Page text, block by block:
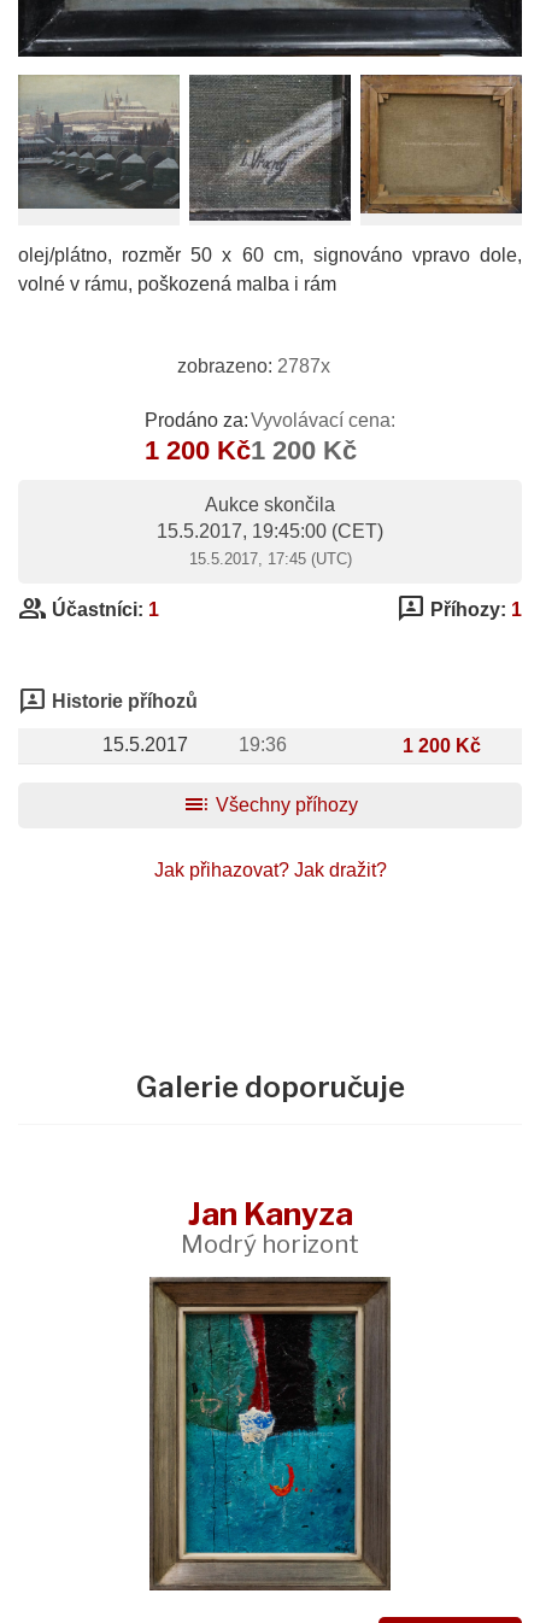
olej/plátno, rozměr 50 x 60 cm, signováno vpravo dole,
volné v rámu, poškozená malba i rám
zobrazeno: 2787x
Prodáno za:
1 200 Kč
Vyvolávací cena:
1 200 Kč
Aukce skončila
15.5.2017, 19:45:00 (CET)
15.5.2017, 17:45 (UTC)
group Účastníci: 1 3p Příhozy: 1
3p Historie příhozů
15.5.2017 19:36 1 200 Kč
toc Všechny příhozy
Jak přihazovat? Jak dražit?
Galerie doporučuje
Jan Kanyza
Modrý horizont